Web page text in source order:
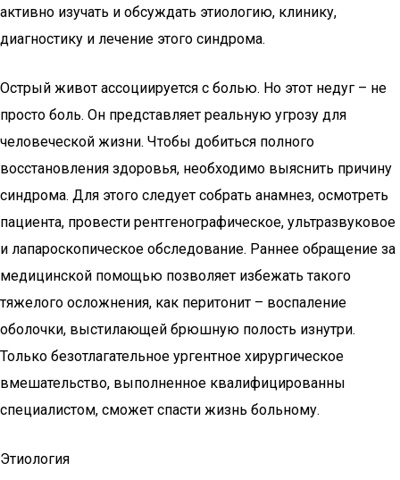
активно изучать и обсуждать этиологию, клинику,
диагностику и лечение этого синдрома.
Острый живот ассоциируется с болью. Но этот недуг – не
просто боль. Он представляет реальную угрозу для
человеческой жизни. Чтобы добиться полного
восстановления здоровья, необходимо выяснить причину
синдрома. Для этого следует собрать анамнез, осмотреть
пациента, провести рентгенографическое, ультразвуковое
и лапароскопическое обследование. Раннее обращение за
медицинской помощью позволяет избежать такого
тяжелого осложнения, как перитонит – воспаление
оболочки, выстилающей брюшную полость изнутри.
Только безотлагательное ургентное хирургическое
вмешательство, выполненное квалифицированны
специалистом, сможет спасти жизнь больному.
Этиология